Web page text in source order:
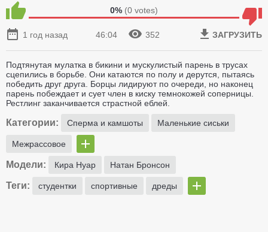
0% (0 votes)
1 год назад 46:04 352 ЗАГРУЗИТЬ
Подтянутая мулатка в бикини и мускулистый парень в трусах
сцепились в борьбе. Они катаются по полу и дерутся, пытаясь
победить друг друга. Борцы лидируют по очереди, но наконец
парень побеждает и сует член в киску темнокожей соперницы.
Рестлинг заканчивается страстной еблей.
Категории: Сперма и камшоты Маленькие сиськи
Межрассовое
Модели: Кира Нуар Натан Бронсон
Теги: студентки спортивные дреды